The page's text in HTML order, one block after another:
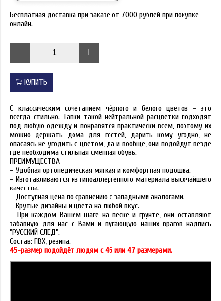
Бесплатная доставка при заказе от 7000 рублей при покупке
онлайн.
КУПИТЬ
С классическим сочетанием чёрного и белого цветов - это
всегда стильно. Тапки такой нейтральной расцветки подходят
под любую одежду и понравятся практически всем, поэтому их
можно держать дома для гостей, дарить кому угодно, не
опасаясь не угодить с цветом, да и вообще, они подойдут везде
где необходима стильная сменная обувь.
ПРЕИМУЩЕСТВА
– Удобная ортопедическая мягкая и комфортная подошва.
– Изготавливаются из гипоаллергенного материала высочайшего
качества.
– Доступная цена по сравнению с западными аналогами.
– Крутые дизайны и цвета на любой вкус.
– При каждом Вашем шаге на песке и грунте, они оставляют
забавную для нас с Вами и пугающую наших врагов надпись
"РУССКИЙ СЛЕД".
Состав: ПВХ, резина.
45-размер подойдёт людям с 46 или 47 размерами.